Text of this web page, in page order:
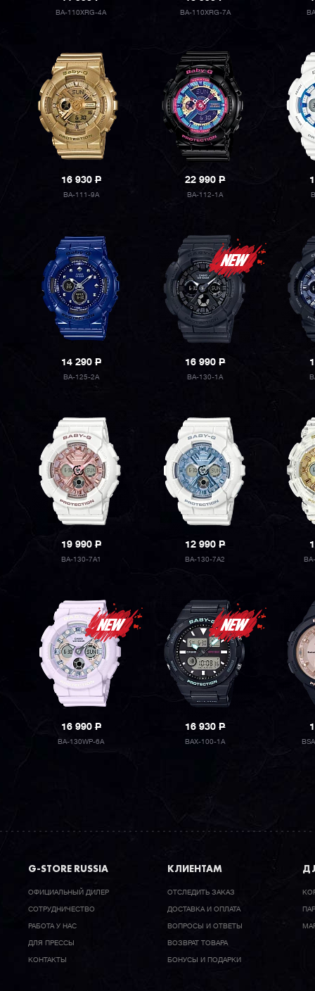
BA-110XRG-4A BA-110XRG-7A
16 930P
BA-111-9A
22 990P
BA-112-1A
14 290P
BA-125-2A
16 990P
BA-130-1A
19 990P
BA-130-7A1
12 990P
BA-130-7A2
16 990P
BA-130WP-6A
16 930P
BAX-100-1A
G-STORE RUSSIA
ОФИЦИАЛЬНЫЙ ДИЛЕР
CОТРУДНИЧЕСТВО
РАБОТА У НАС
ДЛЯ ПРЕССЫ
КОНТАКТЫ
КЛИЕНТАМ
ОТСЛЕДИТЬ ЗАКАЗ
ДОСТАВКА И ОПЛАТА
ВОПРОСЫ И ОТВЕТЫ
ВОЗВРАТ ТОВАРА
БОНУСЫ И ПОДАРКИ